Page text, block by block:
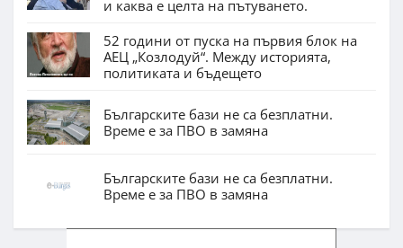
и каква е целта на пътуването.
52 години от пуска на първия блок на
АЕЦ „Козлодуй“. Между историята,
политиката и бъдещето
Българските бази не са безплатни.
Време е за ПВО в замяна
Българските бази не са безплатни.
Време е за ПВО в замяна